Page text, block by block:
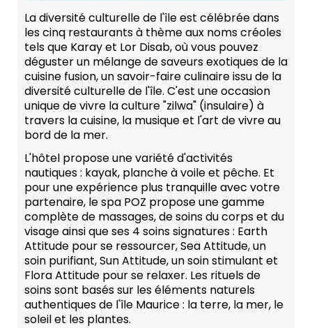
La diversité culturelle de l'île est célébrée dans
les cinq restaurants à thème aux noms créoles
tels que Karay et Lor Disab, où vous pouvez
déguster un mélange de saveurs exotiques de la
cuisine fusion, un savoir-faire culinaire issu de la
diversité culturelle de l'île. C'est une occasion
unique de vivre la culture "zilwa" (insulaire) à
travers la cuisine, la musique et l'art de vivre au
bord de la mer.
L'hôtel propose une variété d'activités
nautiques : kayak, planche à voile et pêche. Et
pour une expérience plus tranquille avec votre
partenaire, le spa POZ propose une gamme
complète de massages, de soins du corps et du
visage ainsi que ses 4 soins signatures : Earth
Attitude pour se ressourcer, Sea Attitude, un
soin purifiant, Sun Attitude, un soin stimulant et
Flora Attitude pour se relaxer. Les rituels de
soins sont basés sur les éléments naturels
authentiques de l'île Maurice : la terre, la mer, le
soleil et les plantes.